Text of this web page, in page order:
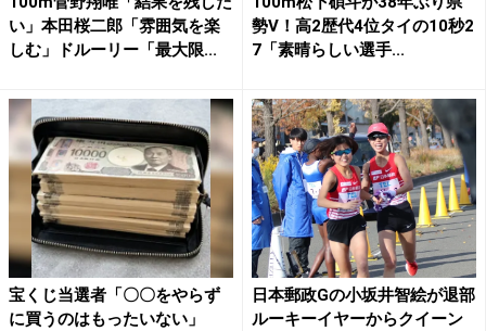
い」本田桜二郎「雰囲気を楽
しむ」ドルーリー「最大限...
勢V！高2歴代4位タイの10秒2
7「素晴らしい選手...
宝くじ当選者「〇〇をやらず
に買うのはもったいない」
日本郵政Gの小坂井智絵が退部
ルーキーイヤーからクイーン